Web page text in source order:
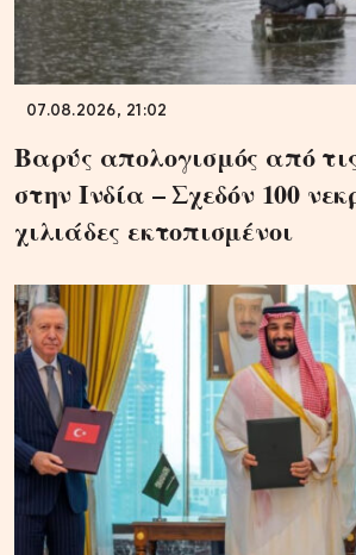
07.08.2026, 21:02
Βαρύς απολογισμός από
στην Ινδία – Σχεδόν 100
χιλιάδες εκτοπισμένοι